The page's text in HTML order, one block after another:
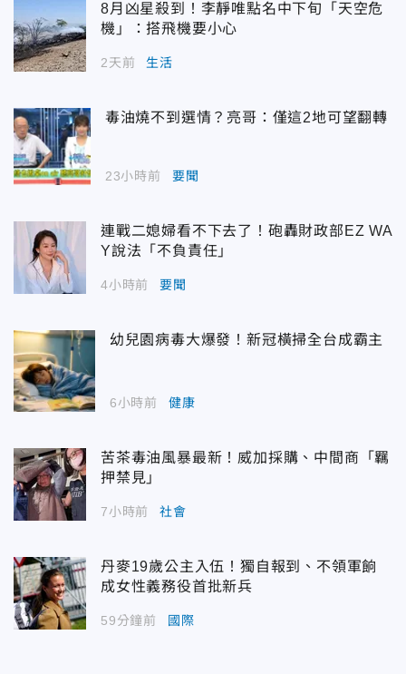
8月凶星殺到！李靜唯點名中下旬「天空危
機」：搭飛機要小心
2天前 生活
毒油燒不到選情？亮哥：僅這2地可望翻轉
23小時前 要聞
連戰二媳婦看不下去了！砲轟財政部EZ WA
Y說法「不負責任」
4小時前 要聞
幼兒園病毒大爆發！新冠橫掃全台成霸主
6小時前 健康
苦茶毒油風暴最新！威加採購、中間商「羈
押禁見」
7小時前 社會
丹麥19歲公主入伍！獨自報到、不領軍餉
成女性義務役首批新兵
59分鐘前 國際